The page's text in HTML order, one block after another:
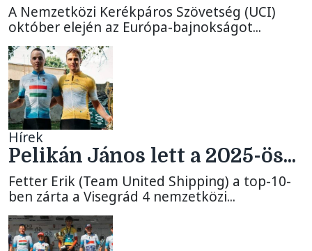
A Nemzetközi Kerékpáros Szövetség (UCI)
október elején az Európa-bajnokságot...
Hírek
Pelikán János lett a 2025-ös...
Fetter Erik (Team United Shipping) a top-10-
ben zárta a Visegrád 4 nemzetközi...